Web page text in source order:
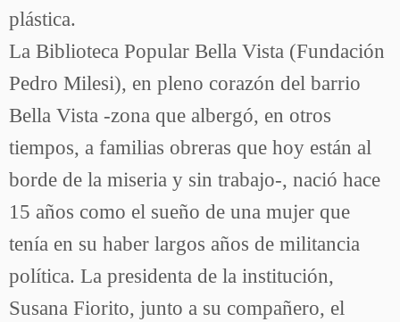
plástica.
La Biblioteca Popular Bella Vista (Fundación
Pedro Milesi), en pleno corazón del barrio
Bella Vista -zona que albergó, en otros
tiempos, a familias obreras que hoy están al
borde de la miseria y sin trabajo-, nació hace
15 años como el sueño de una mujer que
tenía en su haber largos años de militancia
política. La presidenta de la institución,
Susana Fiorito, junto a su compañero, el